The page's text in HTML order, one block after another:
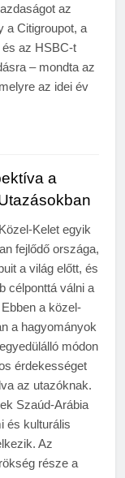
az
a Citigroupot, a
az HSBC-t
– mondta az
az idei év
a
Kelet egyik
fejlődő országa,
a világ előtt, és
célponttá válni a
a közel-
a hagyományok
módon
érdekességet
az utazóknak.
Szaúd-Arábia
és kulturális
Az
része a